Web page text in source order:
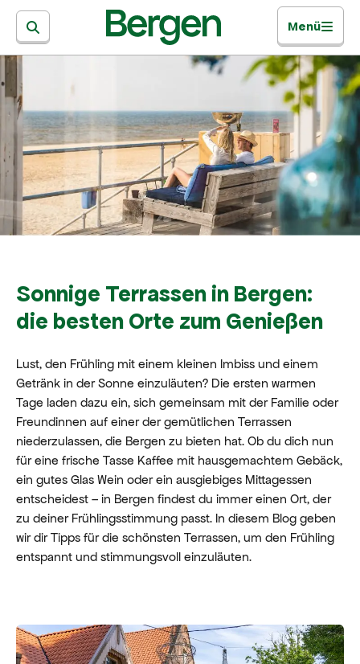
Menü
Sonnige Terrassen in Bergen:
die besten Orte zum Genießen
Lust, den Frühling mit einem kleinen Imbiss und einem
Getränk in der Sonne einzuläuten? Die ersten warmen
Tage laden dazu ein, sich gemeinsam mit der Familie oder
Freundinnen auf einer der gemütlichen Terrassen
niederzulassen, die Bergen zu bieten hat. Ob du dich nun
für eine frische Tasse Kaffee mit hausgemachtem Gebäck,
ein gutes Glas Wein oder ein ausgiebiges Mittagessen
entscheidest – in Bergen findest du immer einen Ort, der
zu deiner Frühlingsstimmung passt. In diesem Blog geben
wir dir Tipps für die schönsten Terrassen, um den Frühling
entspannt und stimmungsvoll einzuläuten.